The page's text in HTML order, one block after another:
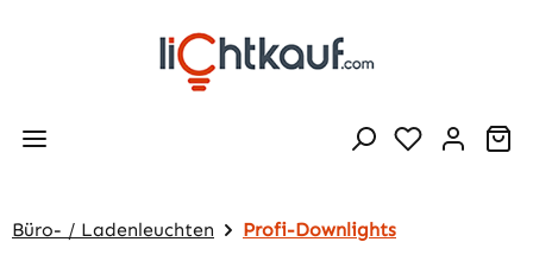
Zum Hauptinhalt springen
Büro- / Ladenleuchten Profi-Downlights